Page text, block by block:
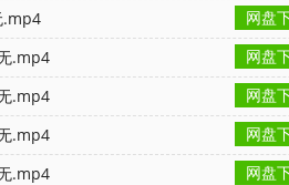
.mp4
网盘
.mp4
网盘
.mp4
网盘
.mp4
网盘
.mp4
网盘